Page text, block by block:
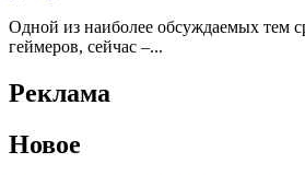
Одной из наиболее обсуждаемых тем
геймеров, сейчас –...
Реклама
Новое